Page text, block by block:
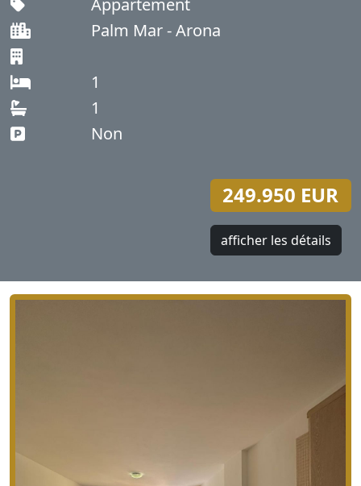
Appartement
Palm Mar - Arona
1
1
Non
249.950 EUR
afficher les détails